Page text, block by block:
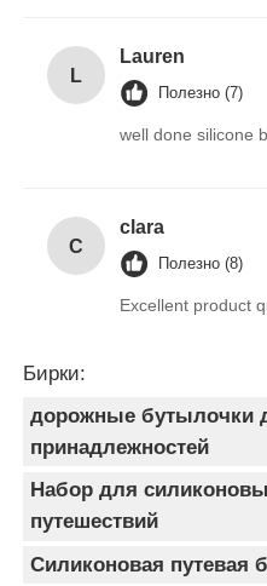
L
Lauren
Полезно (7)
well done silicone
C
clara
Полезно (8)
Excellent product
Бирки:
дорожные бутылочки
принадлежностей
Набор для
путешествий
Силиконовая путевая